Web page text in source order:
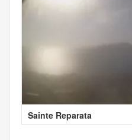
Sainte Reparata